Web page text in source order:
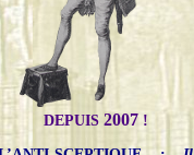
DEPUIS 2007!